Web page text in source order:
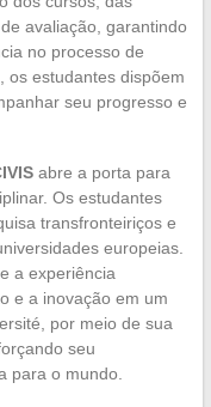
avaliação, garantindo
no processo de
os estudantes dispõem
seu progresso e
abre a porta para
Os estudantes
transfronteiriços e
europeias.
a experiência
e a inovação em um
por meio de sua
seu
para o mundo.